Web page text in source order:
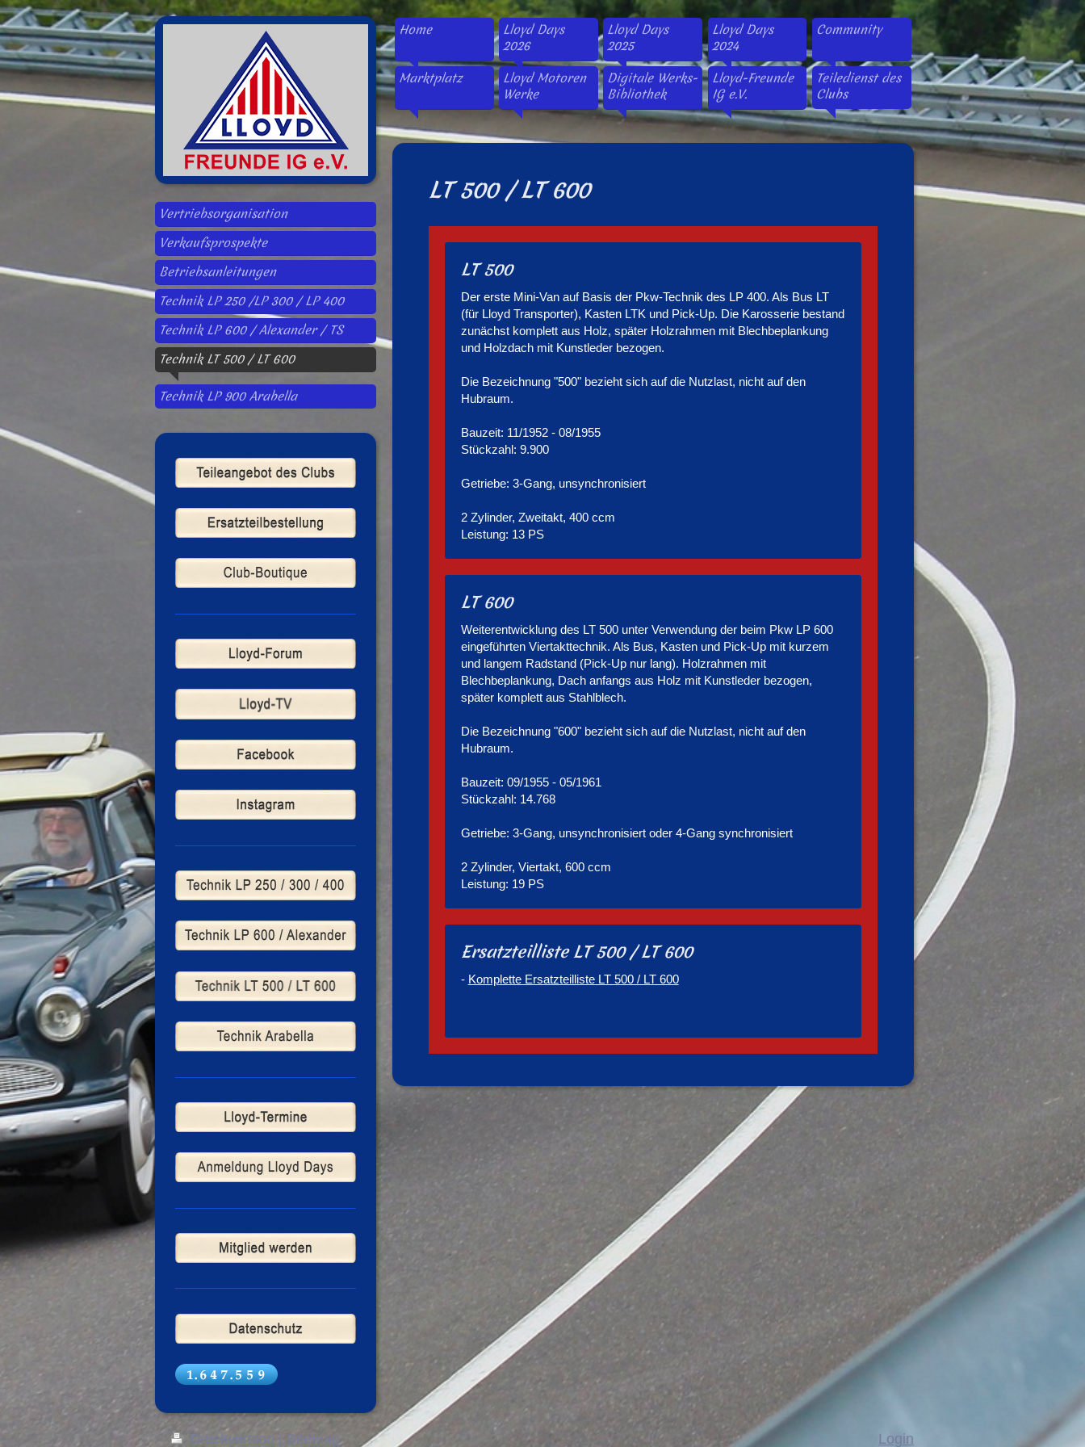
Vertriebsorganisation
Verkaufsprospekte
Betriebsanleitungen
Technik LP 250 /LP 300 / LP 400
Technik LP 600 / Alexander / TS
Technik LT 500 / LT 600
Technik LP 900 Arabella
Home
Lloyd Days
2026
Lloyd Days
2025
Lloyd Days
2024
Community
Marktplatz
Lloyd Motoren
Werke
Digitale Werks-
Bibliothek
Lloyd-Freunde
IG e.V.
Teiledienst des
Clubs
LT 500 / LT 600
LT 500
Der erste Mini-Van auf Basis der Pkw-Technik des LP 400. Als Bus LT
(für Lloyd Transporter), Kasten LTK und Pick-Up. Die Karosserie bestand
zunächst komplett aus Holz, später Holzrahmen mit Blechbeplankung
und Holzdach mit Kunstleder bezogen.
Die Bezeichnung "500" bezieht sich auf die Nutzlast, nicht auf den
Hubraum.
Bauzeit: 11/1952 - 08/1955
Stückzahl: 9.900
Getriebe: 3-Gang, unsynchronisiert
2 Zylinder, Zweitakt, 400 ccm
Leistung: 13 PS
LT 600
Weiterentwicklung des LT 500 unter Verwendung der beim Pkw LP 600
eingeführten Viertakttechnik. Als Bus, Kasten und Pick-Up mit kurzem
und langem Radstand (Pick-Up nur lang). Holzrahmen mit
Blechbeplankung, Dach anfangs aus Holz mit Kunstleder bezogen,
später komplett aus Stahlblech.
Die Bezeichnung "600" bezieht sich auf die Nutzlast, nicht auf den
Hubraum.
Bauzeit: 09/1955 - 05/1961
Stückzahl: 14.768
Getriebe: 3-Gang, unsynchronisiert oder 4-Gang synchronisiert
2 Zylinder, Viertakt, 600 ccm
Leistung: 19 PS
Ersatzteilliste LT 500 / LT 600
- Komplette Ersatzteilliste LT 500 / LT 600
Druckversion Sitemap Login